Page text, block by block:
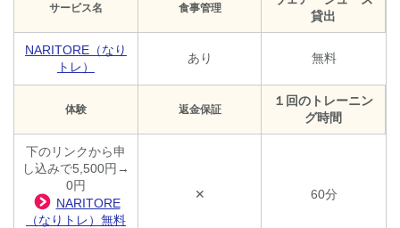
サービス名 食事管理
貸出
NARITORE（なり
トレ）
あり 無料
体験 返金保証
１回のトレーニン
グ時間
下のリンクから申
し込みで5,500円→
0円
NARITORE
（なりトレ）無料
✕ 60分